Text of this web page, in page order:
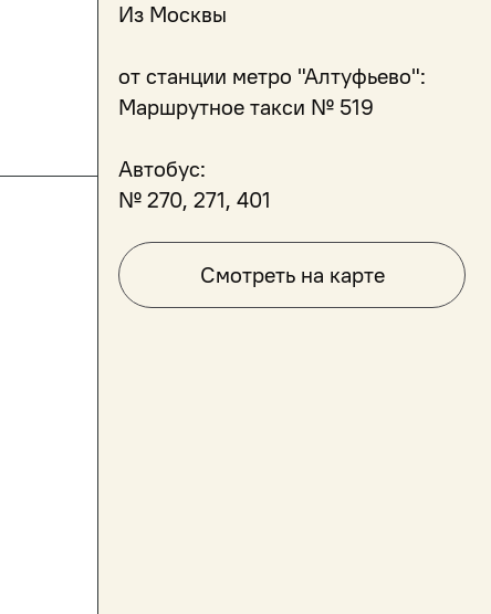
Из Москвы
от станции метро "Алтуфьево":
Маршрутное такси № 519
Автобус:
№ 270, 271, 401
Смотреть на карте